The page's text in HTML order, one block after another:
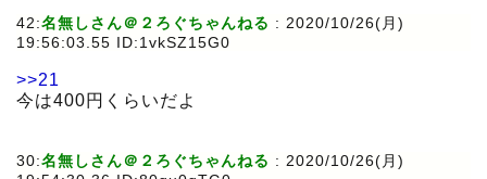
42:名無しさん＠２ろぐちゃんねる : 2020/10/26(月)
19:56:03.55 ID:1vkSZ15G0
>>21
今は400円くらいだよ
30:名無しさん＠２ろぐちゃんねる : 2020/10/26(月)